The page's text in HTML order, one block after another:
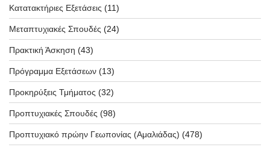
Κατατακτήριες Εξετάσεις (11)
Μεταπτυχιακές Σπουδές (24)
Πρακτική Άσκηση (43)
Πρόγραμμα Εξετάσεων (13)
Προκηρύξεις Τμήματος (32)
Προπτυχιακές Σπουδές (98)
Προπτυχιακό πρώην Γεωπονίας (Αμαλιάδας) (478)